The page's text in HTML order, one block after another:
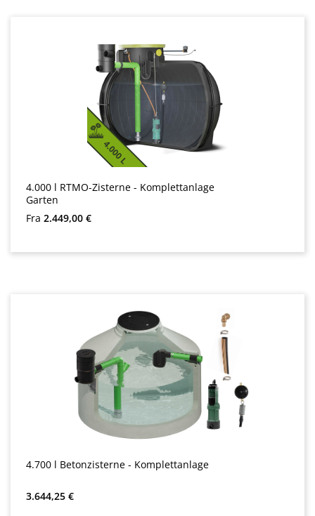
4.000 l RTMO-Zisterne - Komplettanlage
Garten
Almindelig pris:
Fra 2.449,00 €
4.700 l Betonzisterne - Komplettanlage
Almindelig pris:
3.644,25 €